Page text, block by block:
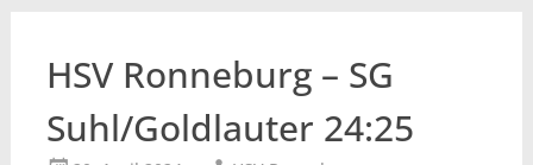
HSV Ronneburg – SG
Suhl/Goldlauter 24:25